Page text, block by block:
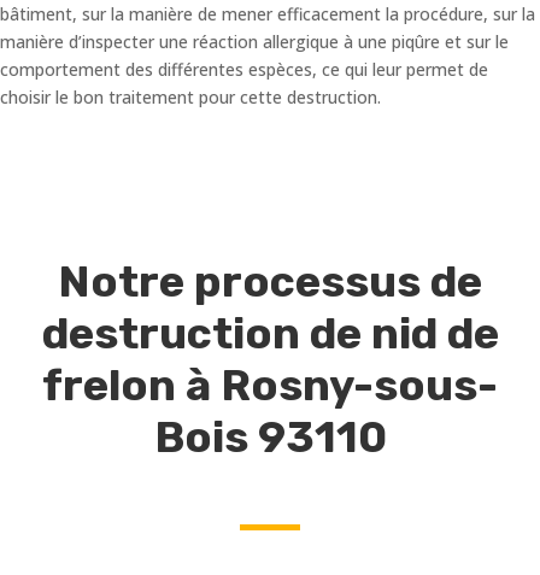
bâtiment, sur la manière de mener efficacement la procédure, sur la
manière d’inspecter une réaction allergique à une piqûre et sur le
comportement des différentes espèces, ce qui leur permet de
choisir le bon traitement pour cette destruction.
Notre processus de
destruction de nid de
frelon à Rosny-sous-
Bois 93110